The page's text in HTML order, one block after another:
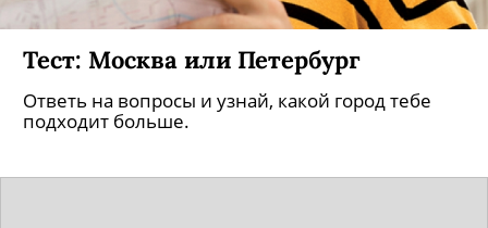
Тест: Москва или Петербург
Ответь на вопросы и узнай, какой город тебе
подходит больше.